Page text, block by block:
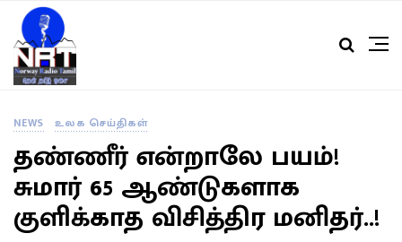
NEWS உலக செய்திகள்
தண்ணீர் என்றாலே பயம்!
சுமார் 65 ஆண்டுகளாக
குளிக்காத விசித்திர மனிதர்..!